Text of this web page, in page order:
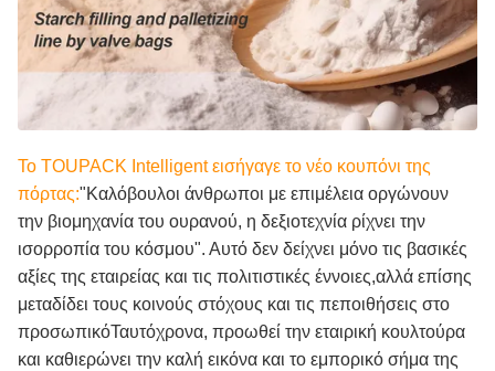
Το TOUPACK Intelligent εισήγαγε το νέο κουπόνι της
πόρτας:"Καλόβουλοι άνθρωποι με επιμέλεια οργώνουν
την βιομηχανία του ουρανού, η δεξιοτεχνία ρίχνει την
ισορροπία του κόσμου". Αυτό δεν δείχνει μόνο τις βασικές
αξίες της εταιρείας και τις πολιτιστικές έννοιες,αλλά επίσης
μεταδίδει τους κοινούς στόχους και τις πεποιθήσεις στο
προσωπικόΤαυτόχρονα, προωθεί την εταιρική κουλτούρα
και καθιερώνει την καλή εικόνα και το εμπορικό σήμα της